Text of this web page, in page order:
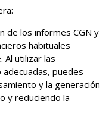
de los informes CGN y
habituales
Al utilizar las
puedes
y la generación
y reduciendo la